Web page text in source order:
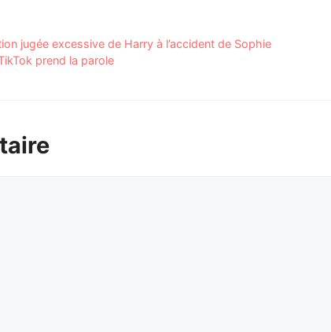
jugée excessive de Harry à l’accident de Sophie
prend la parole